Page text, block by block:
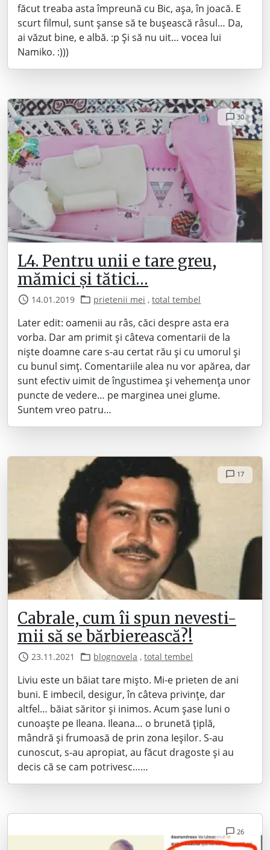
făcut treaba asta împreună cu Bic, așa, în joacă. E
scurt filmul, sunt șanse să te bușească râsul… Da,
ai văzut bine, e albă. :p Și să nu uit… vocea lui
Namiko. :)))
30
L4. Pentru unii e tare greu,
mămici și tătici…
14.01.2019 prietenii mei ,total tembel
Later edit: oamenii au râs, căci despre asta era
vorba. Dar am primit și câteva comentarii de la
niște doamne care s-au certat rău și cu umorul și
cu bunul simț. Comentariile alea nu vor apărea, dar
sunt efectiv uimit de îngustimea și vehemența unor
puncte de vedere… pe marginea unei glume.
Suntem vreo patru…
17
Cabrale, cum îi spun nevesti-
mii să se bărbierească?!
23.11.2021 blognovela ,total tembel
Liviu este un băiat tare mișto. Mi-e prieten de ani
buni. E imbecil, desigur, în câteva privințe, dar
altfel… băiat săritor și inimos. Acum șase luni o
cunoaște pe Ileana. Ileana… o brunetă țiplă,
mândră și frumoasă de prin zona Ieșilor. S-au
cunoscut, s-au apropiat, au făcut dragoste și au
decis că se cam potrivesc……
26